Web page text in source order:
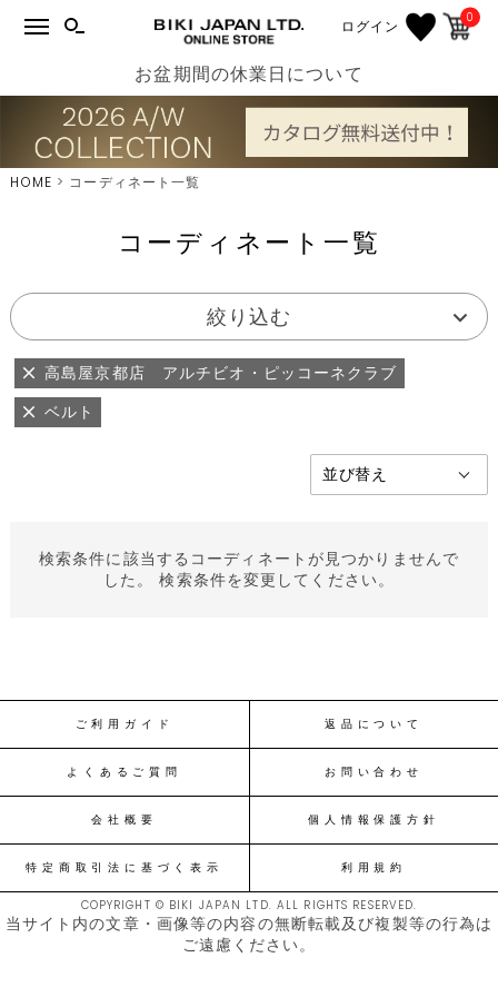
ログイン 0
お盆期間の休業日について
HOME コーディネート一覧
コーディネート一覧
絞り込む
高島屋京都店 アルチビオ・ピッコーネクラブ
ベルト
検索条件に該当するコーディネートが見つかりませんで
した。 検索条件を変更してください。
ご利用ガイド 返品について
よくあるご質問 お問い合わせ
会社概要 個人情報保護方針
特定商取引法に基づく表示 利用規約
COPYRIGHT © BIKI JAPAN LTD. ALL RIGHTS RESERVED.
当サイト内の文章・画像等の内容の無断転載及び複製等の行為は
ご遠慮ください。